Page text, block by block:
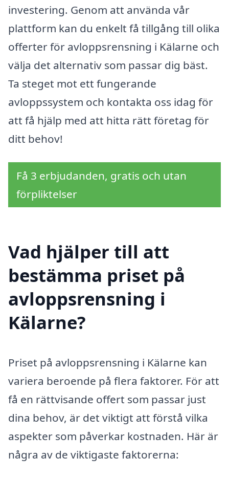
investering. Genom att använda vår
plattform kan du enkelt få tillgång till olika
offerter för avloppsrensning i Kälarne och
välja det alternativ som passar dig bäst.
Ta steget mot ett fungerande
avloppssystem och kontakta oss idag för
att få hjälp med att hitta rätt företag för
ditt behov!
Få 3 erbjudanden, gratis och utan
förpliktelser
Vad hjälper till att
bestämma priset på
avloppsrensning i
Kälarne?
Priset på avloppsrensning i Kälarne kan
variera beroende på flera faktorer. För att
få en rättvisande offert som passar just
dina behov, är det viktigt att förstå vilka
aspekter som påverkar kostnaden. Här är
några av de viktigaste faktorerna: